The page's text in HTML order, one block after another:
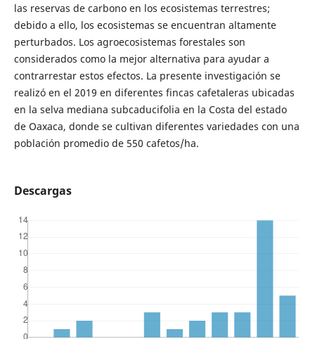
las reservas de carbono en los ecosistemas terrestres;
debido a ello, los ecosistemas se encuentran altamente
perturbados. Los agroecosistemas forestales son
considerados como la mejor alternativa para ayudar a
contrarrestar estos efectos. La presente investigación se
realizó en el 2019 en diferentes fincas cafetaleras ubicadas
en la selva mediana subcaducifolia en la Costa del estado
de Oaxaca, donde se cultivan diferentes variedades con una
población promedio de 550 cafetos/ha.
Descargas